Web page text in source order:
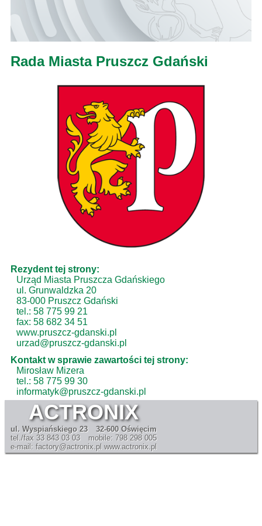
Rada Miasta Pruszcz Gdański
Rezydent tej strony:
Urząd Miasta Pruszcza Gdańskiego
ul. Grunwaldzka 20
83-000 Pruszcz Gdański
tel.: 58 775 99 21
fax: 58 682 34 51
www.pruszcz-gdanski.pl
urzad@pruszcz-gdanski.pl
Kontakt w sprawie zawartości tej strony:
Mirosław Mizera
tel.: 58 775 99 30
informatyk@pruszcz-gdanski.pl
ACTRONIX
ul. Wyspiańskiego 23
tel./fax 33 843 03 03
e-mail: factory@actronix.pl
32-600 Oświęcim
mobile: 798 298 005
www.actronix.pl